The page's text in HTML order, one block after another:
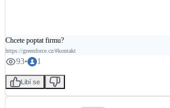
Chcete poptat firmu?
https://greenforce.cz/#kontakt
93• 1
Libí se